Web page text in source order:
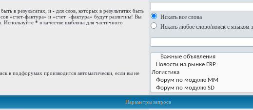
в результатах, и - для слов, которых в результатах быть
«счет-фактура» и «счет -фактура» будут различны! Вы
Используйте * в качестве шаблона для частичного
Искать все слова
Искать любое слово/поиск с языком
в подфорумах производится автоматически, если вы не
Параметры запроса